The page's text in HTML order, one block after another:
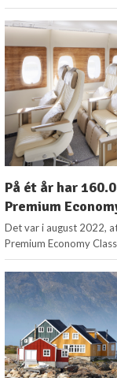
På ét år har
Premium
Det var i august 2022,
Premium Economy Class